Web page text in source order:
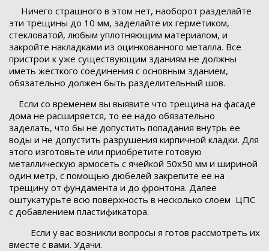
Ничего страшного в этом нет, наоборот разделайте
эти трещины до 10 мм, заделайте их герметиком,
стекловатой, любым уплотняющим материалом, и
закройте накладками из оцинкованного металла. Все
пристрои к уже существующим зданиям не должны
иметь жесткого соединения с основным зданием,
обязательно должен быть разделительный шов.
Если со временем вы выявите что трещина на фасаде
дома не расширяется, то ее надо обязательно
заделать, что бы не допустить попадания внутрь ее
воды и не допустить разрушения кирпичной кладки. Для
этого изготовьте или приобретите готовую
металлическую армосеть с ячейкой 50х50 мм и шириной
один метр, с помощью дюбелей закрепите ее на
трещину от фундамента и до фронтона. Далее
оштукатурьте всю поверхность в несколько слоем ЦПС
с добавлением пластификатора.
Если у вас возникли вопросы я готов рассмотреть их
вместе с вами. Удачи.